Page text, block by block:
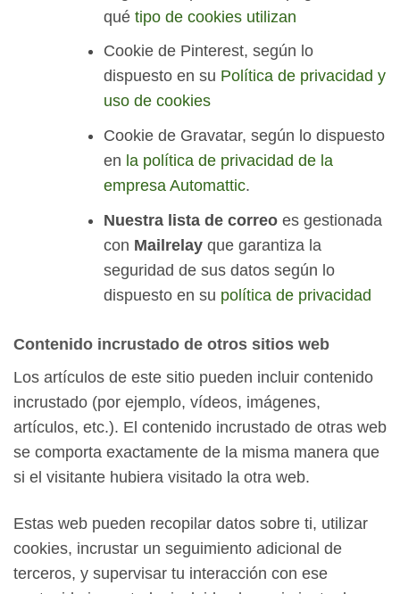
quétipo de cookies utilizan
Cookie de Pinterest, según lo
dispuesto en su Política de privacidad y
uso de cookies
Cookie de Gravatar, según lo dispuesto
en la política de privacidad de la
empresa Automattic.
Nuestra lista de correoes gestionada
con Mailrelay que garantiza la
seguridad de sus datos según lo
dispuesto en su política de privacidad
Contenido incrustado de otros sitios web
Los artículos de este sitio pueden incluir contenido
incrustado (por ejemplo, vídeos, imágenes,
artículos, etc.). El contenido incrustado de otras web
se comporta exactamente de la misma manera que
si el visitante hubiera visitado la otra web.
Estas web pueden recopilar datos sobre ti, utilizar
cookies, incrustar un seguimiento adicional de
terceros, y supervisar tu interacción con ese